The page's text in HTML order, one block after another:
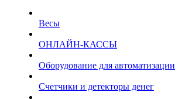
Весы
ОНЛАЙН-КАССЫ
Оборудование для автоматизации
Счетчики и детекторы денег